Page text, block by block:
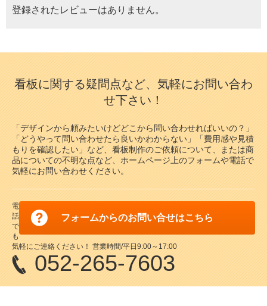
登録されたレビューはありません。
看板に関する疑問点など、気軽にお問い合わ
せ下さい！
「デザインから頼みたいけどどこから問い合わせればいいの？」
「どうやって問い合わせたら良いかわからない」「費用感や見積
もりを確認したい」など、看板制作のご依頼について、または商
品についての不明な点など、ホームページ上のフォームや電話で
気軽にお問い合わせください。
フォームからのお問い合せはこちら
電
話
で
も
気軽にご連絡ください！ 営業時間/平日9:00～17:00
052-265-7603